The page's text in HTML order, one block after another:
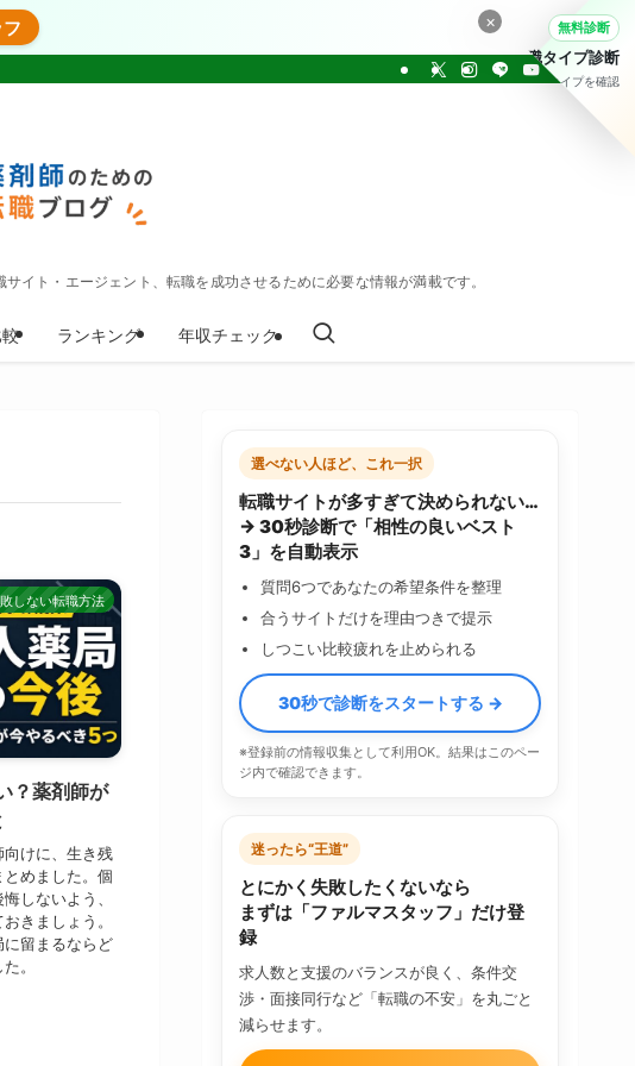
イト・エージェント、転職を成功させるために必要な情報が満載です。
ランキング 年収チェック
しない転職方法
？薬剤師が
けに、生き残
めました。個
しないよう、
きましょう。
留まるならど
。
選べない人ほど、これ一択
転職サイトが多すぎて決められない…
→ 30秒診断で「相性の良いベスト
3」を自動表示
質問6つであなたの希望条件を整理
合うサイトだけを理由つきで提示
しつこい比較疲れを止められる
30秒で診断をスタートする →
※登録前の情報収集として利用OK。結果はこのペー
ジ内で確認できます。
迷ったら“王道”
とにかく失敗したくないなら
まずは「ファルマスタッフ」だけ登
録
求人数と支援のバランスが良く、条件交
渉・面接同行など「転職の不安」を丸ごと
減らせます。
× 無料診断
転職タイプ診断
30問でタイプを確認